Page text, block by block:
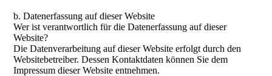
b. Datenerfassung auf dieser Website
Wer ist verantwortlich für die Datenerfassung auf dieser
Website?
Die Datenverarbeitung auf dieser Website erfolgt durch den
Websitebetreiber. Dessen Kontaktdaten können Sie dem
Impressum dieser Website entnehmen.